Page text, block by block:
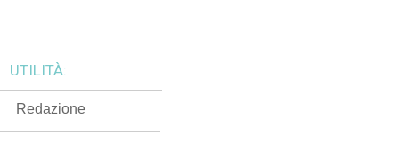
UTILITÀ:
Redazione